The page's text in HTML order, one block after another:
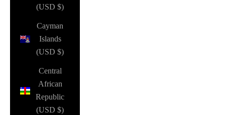
(USD $)
Cayman
Islands
(USD $)
Central
African
Republic
(USD $)